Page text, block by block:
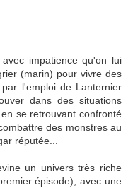
impatience qu'on lui
(marin) pour vivre des
l'emploi de Lanternier
dans des situations
se retrouvant confronté
des monstres au
réputée...
un univers très riche
épisode), avec une